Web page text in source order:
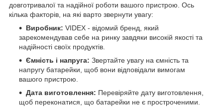
довготривалої та надійної роботи вашого пристрою. Ось
кілька факторів, на які варто звернути увагу:
Виробник: VIDEX - відомий бренд, який
зарекомендував себе на ринку завдяки високій якості та
надійності своїх продуктів.
Ємність і напруга: Звертайте увагу на ємність та
напругу батарейки, щоб вони відповідали вимогам
вашого пристрою.
Дата виготовлення: Перевіряйте дату виготовлення,
щоб переконатися, що батарейки не є простроченими.